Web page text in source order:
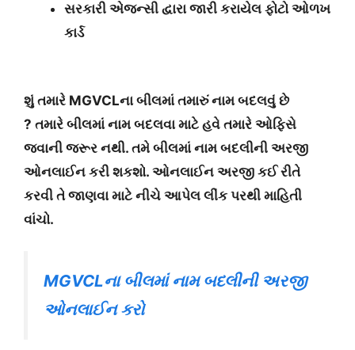
સરકારી એજન્સી દ્વારા જારી કરાયેલ ફોટો ઓળખ
કાર્ડ
શું તમારે MGVCLના બીલમાં તમારું નામ બદલવું છે
? તમારે બીલમાં નામ બદલવા માટે હવે તમારે ઓફિસે
જવાની જરૂર નથી. તમે બીલમાં નામ બદલીની અરજી
ઓનલાઈન કરી શકશો. ઓનલાઈન અરજી કઈ રીતે
કરવી તે જાણવા માટે નીચે આપેલ લીંક પરથી માહિતી
વાંચો.
MGVCLના બીલમાં નામ બદલીની અરજી
ઓનલાઈન કરો